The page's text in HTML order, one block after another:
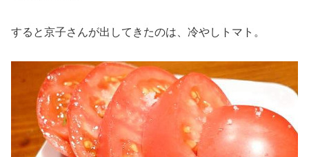
すると京子さんが出してきたのは、冷やしトマト。